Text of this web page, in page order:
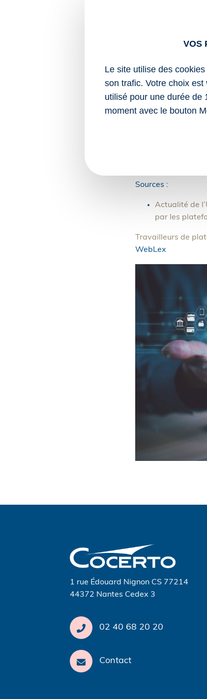
Précisons que le
même que celui
Attention : si
continuer à
Sources :
Actualité de
par les
Travailleurs de
WebLex
1 rue Édouard Nignon CS 77214
44372 Nantes Cedex 3
02 40 68 20 20
Contact
VOS
Le site utilise des
son trafic. Votre choix
utilisé pour une durée de
moment avec le bouton